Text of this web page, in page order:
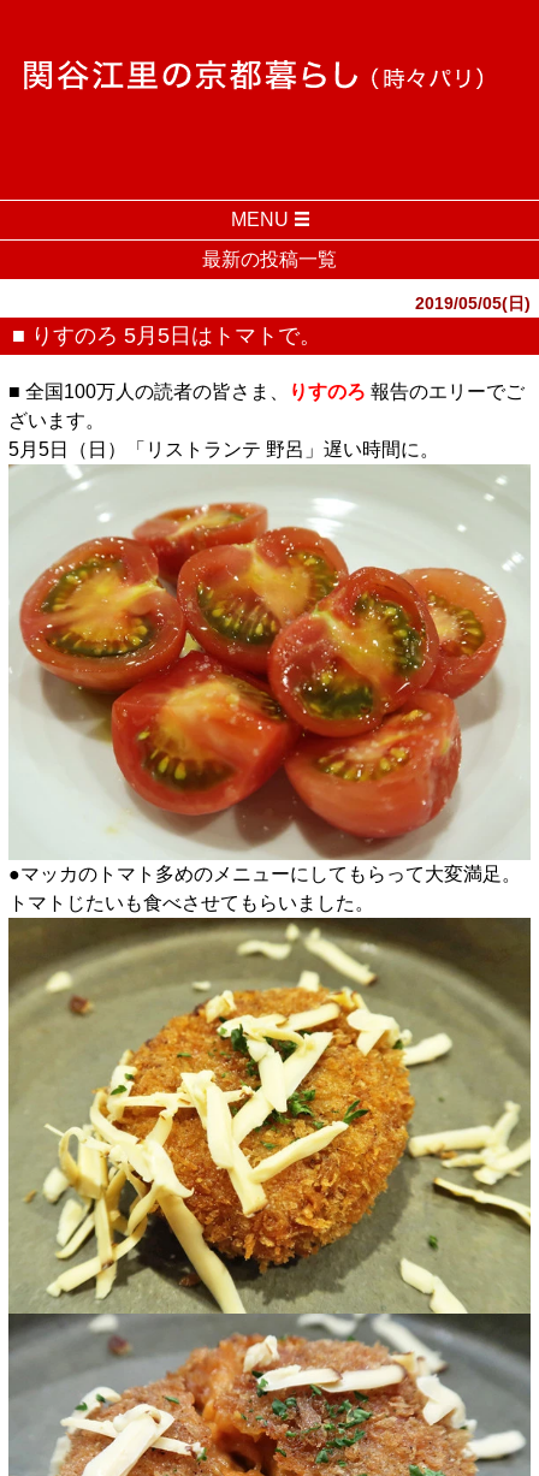
MENU
最新の投稿一覧
2019/05/05(日)
■ りすのろ 5月5日はトマトで。
■ 全国100万人の読者の皆さま、 りすのろ 報告のエリーでご
ざいます。
5月5日（日）「リストランテ 野呂」遅い時間に。
●マッカのトマト多めのメニューにしてもらって大変満足。
トマトじたいも食べさせてもらいました。